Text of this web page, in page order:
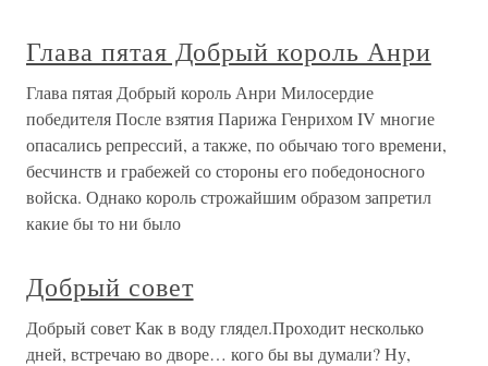
Глава пятая Добрый король Анри
Глава пятая Добрый король Анри Милосердие
победителя После взятия Парижа Генрихом IV многие
опасались репрессий, а также, по обычаю того времени,
бесчинств и грабежей со стороны его победоносного
войска. Однако король строжайшим образом запретил
какие бы то ни было
Добрый совет
Добрый совет Как в воду глядел.Проходит несколько
дней, встречаю во дворе… кого бы вы думали? Ну,